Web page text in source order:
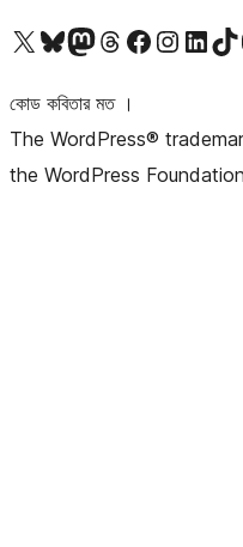
আমাদের X (আগের টুইটার) অ্যাকাউন্টে যানআমাদের Bluesky অ্যাকাউন্টটি দেখুনআমাদের মাস্টোডন অ্যাকাউন্টটি দেখুনআমাদের থ্রেডস অ্যাকাউন্টটি দেখুনআমাদের ফেসবুক পেজ দেখুনআমাদের ইন্সটাগ্রাম অ্যাকাউন্ট দেখুনআমাদের লিঙ্কডইন অ্যাকাউন্টে যানআমাদের TikTok
কোড কবিতার মত ।
The WordPress®
the WordPress